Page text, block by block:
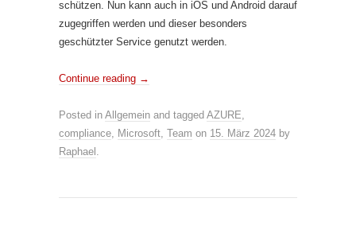
schützen. Nun kann auch in iOS und Android darauf
zugegriffen werden und dieser besonders
geschützter Service genutzt werden.
Continue reading →
Posted in Allgemein and tagged AZURE,
compliance, Microsoft, Team on 15. März 2024 by
Raphael .